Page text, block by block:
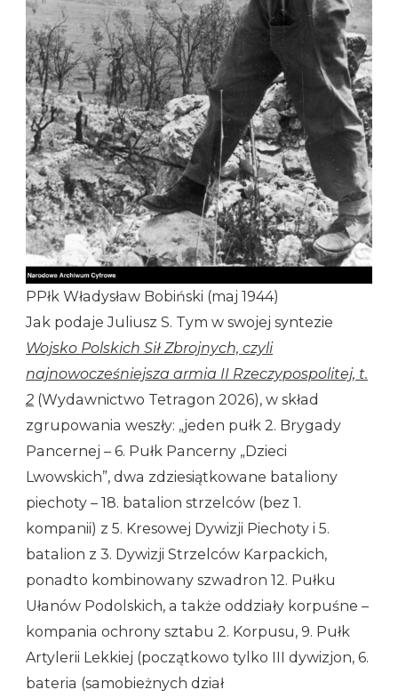
PPłk Władysław Bobiński (maj 1944)
Jak podaje Juliusz S. Tym w swojej syntezie
Wojsko Polskich Sił Zbrojnych, czyli
najnowocześniejsza armia II Rzeczypospolitej, t.
2 (Wydawnictwo Tetragon 2026), w skład
zgrupowania weszły: „jeden pułk 2. Brygady
Pancernej – 6. Pułk Pancerny „Dzieci
Lwowskich”, dwa zdziesiątkowane bataliony
piechoty – 18. batalion strzelców (bez 1.
kompanii) z 5. Kresowej Dywizji Piechoty i 5.
batalion z 3. Dywizji Strzelców Karpackich,
ponadto kombinowany szwadron 12. Pułku
Ułanów Podolskich, a także oddziały korpuśne –
kompania ochrony sztabu 2. Korpusu, 9. Pułk
Artylerii Lekkiej (początkowo tylko III dywizjon, 6.
bateria (samobieżnych dział